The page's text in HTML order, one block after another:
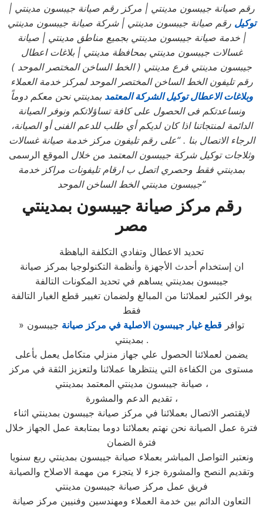
رقم صيانة جيبسون مدينتي| مركز رقم صيانة جيبسون مدينتي|
توكيل رقم صيانة جيبسون مدينتي| شركة صيانة جيبسون مدينتي
| خدمة صيانة جيبسون مدينتي بجميع مناطق مدينتي| صيانة
غسالات جيبسون مدينتي بمحافظة مدينتي| بلاغات اعطال
جيبسون مدينتي فرع مدينتي ( الخط الساخن المختصر الموحد )
رقم تليفون الخط الساخن المختصر الموحد لمركز خدمة العملاء
وبلاغات الاعطال توكيل الشركة المعتمد بمدينتي نحن معكم دوماً
ونساعدتكم فى الحصول على كافة تساؤلاتكم ونوفر الصيانة
الدائمة لمنتجاتنا اذا كان لديكم أي طلب للدعم الفنى أو الصيانة،
الرجاء الاتصال بنا . “على رقم تليفون مركز خدمة صيانة غسالات
وثلاجات توكيل شركة جيبسون المعتمد من خلال الموقع الرسمى
بمدينتي فقط وحصري اتصل ب ارقام تليفونات مراكز خدمة
جيبسون مدينتي الخط الساخن الموحد ”
رقم مركز صيانة جيبسون بمدينتي
مصر
تحديد الاعطال وتفادي التكلفة الباهظة
ان إستخدام أحدث الأجهزة وأنظمة التكنولوجيا بمركز صيانة
جيبسون بمدينتي يساهم في تحديد المكونات التالفة
يوفر الكثير لعملائنا من المبالغ ولضمان تغيير قطع الغيار التالفة
فقط
» توافر قطع غيار جيبسون الاصلية في مركز صيانة جيبسون
بمدينتي .
يضمن لعملائنا الحصول علي جهاز منزلي متكامل يعمل بأعلى
مستوى من الكفاءة التي ينتظرها عملائنا ولتعزيز الثقة في مركز
صيانة جيبسون مدينتي المعتمد بمدينتي ،
تقديم الدعم والمشورة ،
لايقتصر الاتصال بعملائنا في مركز صيانة جيبسون بمدينتي اثناء
فترة عمل الصيانة نحن نهتم بعملائنا دوما بمتابعة عمل الجهاز خلال
فترة الضمان
ونعتبر التواصل المباشر بعملاء صيانة جيبسون بمدينتي ربع سنويا
وتقديم النصح والمشورة جزء لا يتجزء من مهمة الاصلاح والصيانة
فريق عمل مركز صيانة جيبسون مدينتي
التعاون الدائم بين خدمة العملاء ومهندسين وفنيين مركز صيانة